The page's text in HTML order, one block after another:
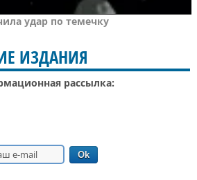
удар по темечку
ИЗДАНИЯ
рассылка: